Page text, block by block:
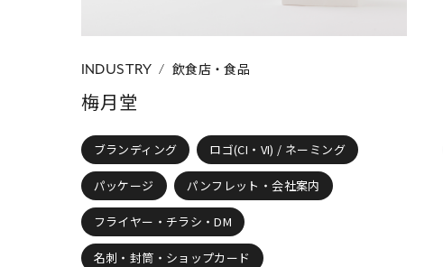
INDUSTRY 飲食店・食品
梅月堂
ブランディング ロゴ(CI・VI) / ネーミング
パッケージ パンフレット・会社案内
フライヤー・チラシ・DM
名刺・封筒・ショップカード